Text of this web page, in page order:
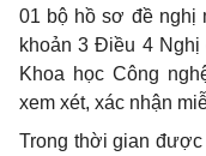
01 bộ hồ sơ đề nghị
khoản 3 Điều 4 Nghị
Khoa học Công
xem xét, xác nhận
Trong thời gian